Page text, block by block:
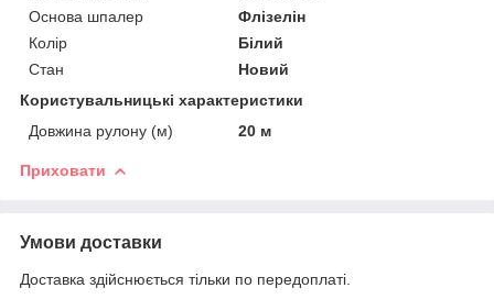
Основа шпалер
Флізелін
Колір
Білий
Стан
Новий
Користувальницькі характеристики
Довжина рулону (м)
20 м
Приховати
Умови доставки
Доставка здійснюється тільки по передоплаті.